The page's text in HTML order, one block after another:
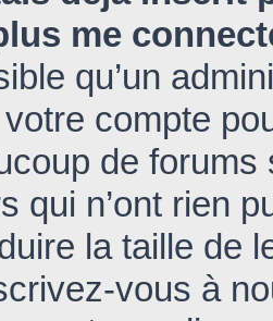
me
qu’un
compte
de
qui n’ont rien
la taille de
vous à